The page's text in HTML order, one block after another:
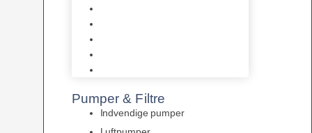
Pumper & Filtre
Indvendige pumper